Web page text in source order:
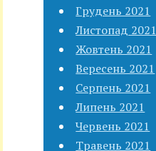
Грудень 2021
Листопад 2021
Жовтень 2021
Вересень 2021
Серпень 2021
Липень 2021
Червень 2021
Травень 2021